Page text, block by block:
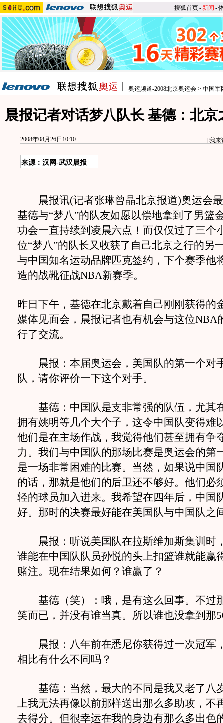
搜狐首页-新闻 -
奥运频道-2008北京奥运会 > 中国军
晨报记者对话梦八队长 基德：北京
2008年08月26日10:10 [我来
来源：汉网-武汉晨报
晨报讯(记者张琳曾晶北京报道)奥运会最
基德与“梦八”的队友如愿以偿地拿到了男篮
功会一直持续到凌晨六点！而仅仅过了三个
位“梦八”的队长又收获了自己北京之行的
与中国知名运动品牌匹克签约，下个赛季他
造的战靴征战NBA新赛季。
昨日下午，基德在北京戴着自己刚刚获得的
媒体见面会，晨报记者也有机会与这位NBA
行了交流。
晨报：本届奥运会，美国队的第一个对
队，请你评价一下这个对手。
基德：中国队是支非常强的队伍，尤其
拥有姚明等几个大个子，这令中国队变得难
他们是在主场作战，我觉得他们甚至拥有争
力。我们与中国队的那场比赛是奥运会的第
是一场非常困难的比赛。当然，如果说中国
的话，那就是他们的后卫还不够好。他们必
轻的球员加入进来。我希望在四年后，中国
好。那时的决赛最好能在美国队与中国队之
晨报：听说美国队在拉斯维加斯集训时
谁能在中国队队员孙悦的头上扣篮谁就能赢
赌注。现在结果如何？谁赢了？
基德（笑）：哦，是有这么回事。不过
笑而已，并没有谁当真。所以谁也没拿到那
晨报：八年前在悉尼你获得过一次冠军
相比有什么不同吗？
基德：当然，最大的不同是我又老了八
上我无法再像以前那样送出那么多助攻，不
去得分。但很幸运在我的身边有那么多出色